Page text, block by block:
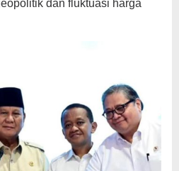
dan fluktuasi harga